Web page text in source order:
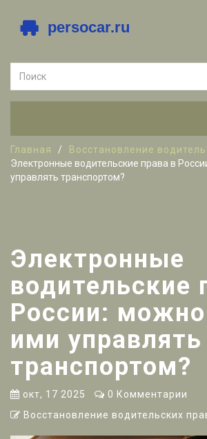
Главная
Восстановление
Электронные водительские права в
управлять транспортом?
Электронные
водительские
России:
ими управлять
транспортом?
окт, 17 2025
0 Комментарии
Восстановление водительских